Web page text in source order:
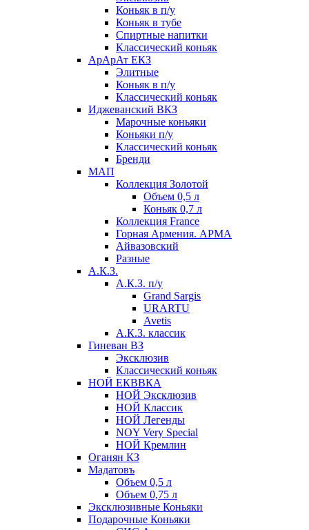
Коньяк в п/у
Коньяк в тубе
Спиртные напитки
Классический коньяк
АрАрАт ЕКЗ
Элитные
Коньяк в п/у
Классический коньяк
Иджеванский ВКЗ
Марочные коньяки
Коньяки п/у
Классический коньяк
Бренди
МАП
Коллекция Золотой
Объем 0,5 л
Коньяк 0,7 л
Коллекция France
Горная Армения. АРМА
Айвазовский
Разные
А.К.З.
А.К.З. п/у
Grand Sargis
URARTU
Avetis
А.К.З. классик
Гиневан ВЗ
Эксклюзив
Классический коньяк
НОЙ ЕКВВКА
НОЙ Эксклюзив
НОЙ Классик
НОЙ Легенды
NOY Very Speсial
НОЙ Кремлин
Оганян КЗ
Мадатовъ
Объем 0,5 л
Объем 0,75 л
Эксклюзивные Коньяки
Подарочные Коньяки